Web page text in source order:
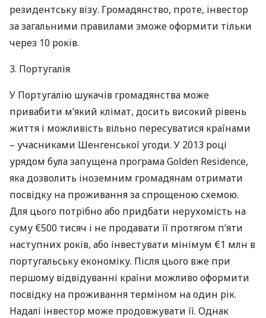
резидентську візу. Громадянство, проте, інвестор
за загальними правилами зможе оформити тільки
через 10 років.
3. Португалія
У Португалію шукачів громадянства може
привабити м’який клімат, досить високий рівень
життя і можливість вільно пересуватися країнами
– учасниками Шенгенської угоди. У 2013 році
урядом була запущена програма Golden Residence,
яка дозволить іноземним громадянам отримати
посвідку на проживання за спрощеною схемою.
Для цього потрібно або придбати нерухомість на
суму €500 тисяч і не продавати її протягом п’яти
наступних років, або інвестувати мінімум €1 млн в
португальську економіку. Після цього вже при
першому відвідуванні країни можливо оформити
посвідку на проживання терміном на один рік.
Надалі інвестор може продовжувати її. Однак